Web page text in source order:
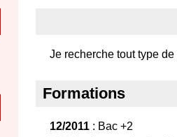
Je recherche tout type
Formations
12/2011 : Bac +2